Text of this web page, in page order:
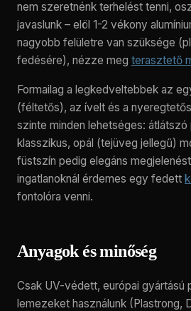
nem szeretnénk terhelést tenni,
javaslunk – elöl 1-2 vékony
nagyobb felületre van szüksége
fedésére), nézze meg terasztető
Formailag a legkedveltebbek az
(féltetős), az ívelt és a
szinte minden lehetséges: átlátszó
klasszikus, opál (tejüveg jellegű)
füstszín pedig elegáns
ingatlanoknál érdemes egy fedett
fontolóra venni.
Anyagok és minőség
Csak UV-védett, európai gyártású
lemezeket használunk (Plastrong,